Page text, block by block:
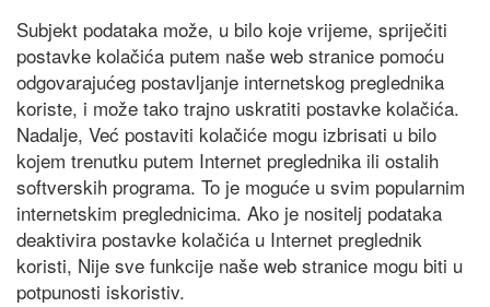
Subjekt podataka može, u bilo koje vrijeme, spriječiti
postavke kolačića putem naše web stranice pomoću
odgovarajućeg postavljanje internetskog preglednika
koriste, i može tako trajno uskratiti postavke kolačića.
Nadalje, Već postaviti kolačiće mogu izbrisati u bilo
kojem trenutku putem Internet preglednika ili ostalih
softverskih programa. To je moguće u svim popularnim
internetskim preglednicima. Ako je nositelj podataka
deaktivira postavke kolačića u Internet preglednik
koristi, Nije sve funkcije naše web stranice mogu biti u
potpunosti iskoristiv.